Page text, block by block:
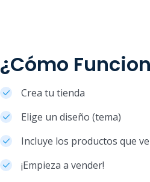
¿Cómo
Crea tu tienda
Elige un diseño (tema)
Incluye los productos que
¡Empieza a vender!